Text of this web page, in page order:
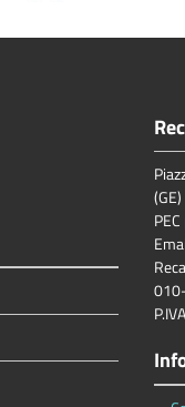
(GE)
PEC